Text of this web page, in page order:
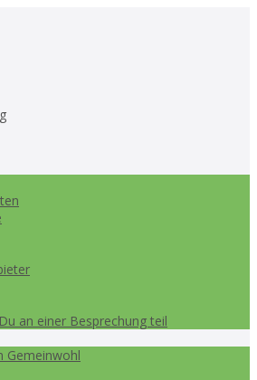
an einer Besprechung teil
Gemeinwohl